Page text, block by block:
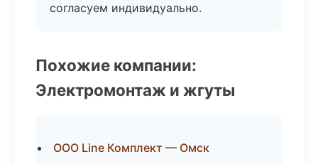
согласуем индивидуально.
Похожие компании:
Электромонтаж и жгуты
ООО Line Комплект — Омск